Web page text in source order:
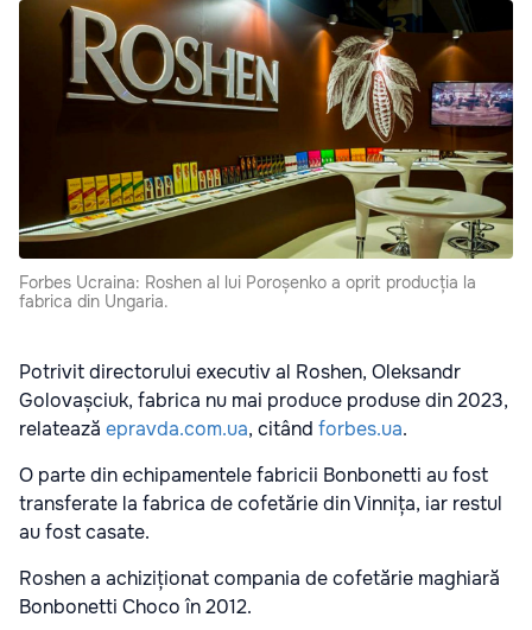
Forbes Ucraina: Roshen al lui Poroșenko a oprit producția la
fabrica din Ungaria.
Potrivit directorului executiv al Roshen, Oleksandr
Golovașciuk, fabrica nu mai produce produse din 2023,
relatează epravda.com.ua, citând forbes.ua.
O parte din echipamentele fabricii Bonbonetti au fost
transferate la fabrica de cofetărie din Vinnița, iar restul
au fost casate.
Roshen a achiziționat compania de cofetărie maghiară
Bonbonetti Choco în 2012.